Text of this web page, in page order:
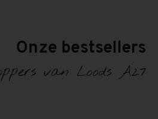
Onze bestsellers
van Loods A27